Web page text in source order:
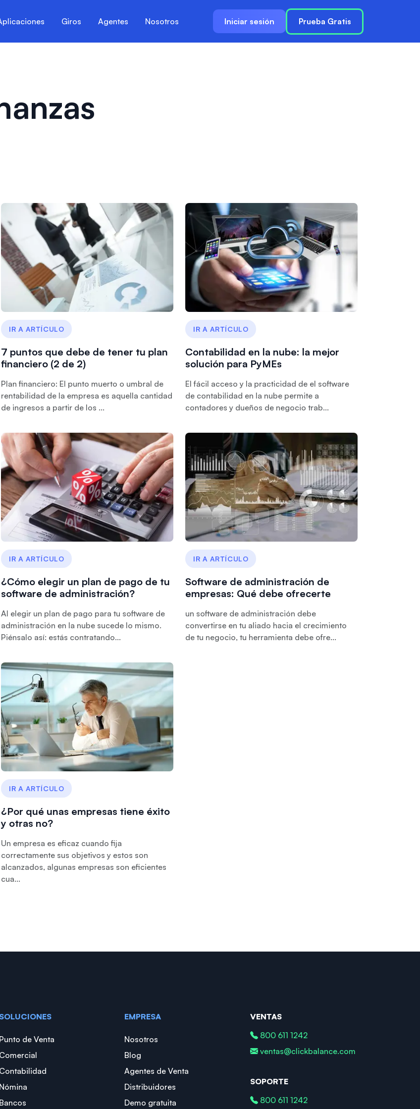
Giros Agentes Nosotros Iniciar sesión Prueba Gratis
IR A ARTÍCULO
7 puntos que debe de tener tu plan
financiero (2 de 2)
Plan financiero: El punto muerto o umbral de
rentabilidad de la empresa es aquella cantidad
de ingresos a partir de los ...
IR A ARTÍCULO
Contabilidad en la nube: la mejor
solución para PyMEs
El fácil acceso y la practicidad de el software
de contabilidad en la nube permite a
contadores y dueños de negocio trab...
IR A ARTÍCULO
¿Cómo elegir un plan de pago de tu
software de administración?
Al elegir un plan de pago para tu software de
administración en la nube sucede lo mismo.
Piénsalo así: estás contratando...
IR A ARTÍCULO
Software de administración de
empresas: Qué debe ofrecerte
un software de administración debe
convertirse en tu aliado hacia el crecimiento
de tu negocio, tu herramienta debe ofre...
IR A ARTÍCULO
¿Por qué unas empresas tiene éxito
y otras no?
Un empresa es eficaz cuando fija
correctamente sus objetivos y estos son
alcanzados, algunas empresas son eficientes
cua...
SOLUCIONES
Punto de Venta
Comercial
Contabilidad
Nómina
Bancos
EMPRESA
Nosotros
Blog
Agentes de Venta
Distribuidores
Demo gratuita
VENTAS
800 611 1242
ventas@clickbalance.com
SOPORTE
800 611 1242